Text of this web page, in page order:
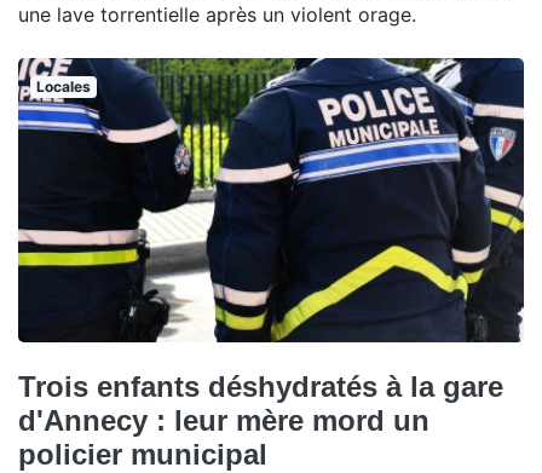
une lave torrentielle après un violent orage.
Locales
Trois enfants déshydratés à la gare
d'Annecy : leur mère mord un
policier municipal